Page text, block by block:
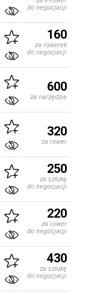
do negocjacji
160
za rowerek
do negocjacji
600
za narzędzie
320
za rower
250
za sztukę
do negocjacji
220
za rower
do negocjacji
430
za sztukę
do negocjacji